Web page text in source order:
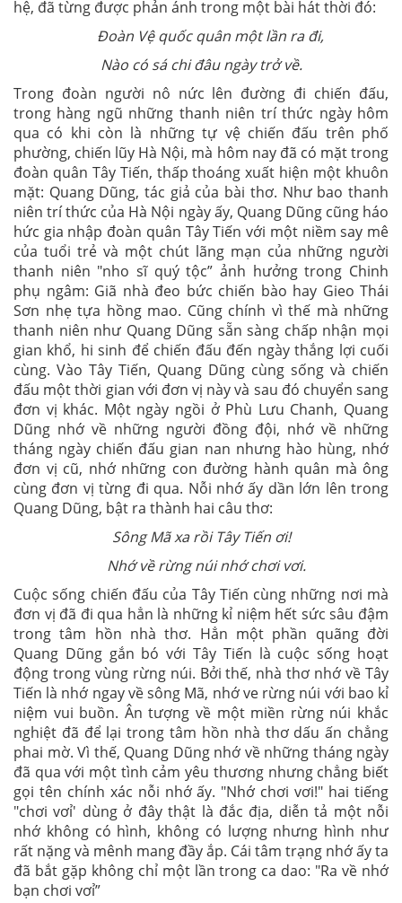
hệ, đã từng được phản ánh trong một bài hát thời đó:
Đoàn Vệ quốc quân một lần ra đi,
Nào có sá chi đâu ngày trở về.
Trong đoàn người nô nức lên đường đi chiến đấu,
trong hàng ngũ những thanh niên trí thức ngày hôm
qua có khi còn là những tự vệ chiến đấu trên phố
phường, chiến lũy Hà Nội, mà hôm nay đã có mặt trong
đoàn quân Tây Tiến, thấp thoáng xuất hiện một khuôn
mặt: Quang Dũng, tác giả của bài thơ. Như bao thanh
niên trí thức của Hà Nội ngày ấy, Quang Dũng cũng háo
hức gia nhập đoàn quân Tây Tiến với một niềm say mê
của tuổi trẻ và một chút lãng mạn của những người
thanh niên "nho sĩ quý tộc” ảnh hưởng trong Chinh
phụ ngâm: Giã nhà đeo bức chiến bào hay Gieo Thái
Sơn nhẹ tựa hồng mao. Cũng chính vì thế mà những
thanh niên như Quang Dũng sẵn sàng chấp nhận mọi
gian khổ, hi sinh để chiến đấu đến ngày thắng lợi cuối
cùng. Vào Tây Tiến, Quang Dũng cùng sống và chiến
đấu một thời gian với đơn vị này và sau đó chuyển sang
đơn vị khác. Một ngày ngồi ở Phù Lưu Chanh, Quang
Dũng nhớ về những người đồng đội, nhớ về những
tháng ngày chiến đấu gian nan nhưng hào hùng, nhớ
đơn vị cũ, nhớ những con đường hành quân mà ông
cùng đơn vị từng đi qua. Nỗi nhớ ấy dần lớn lên trong
Quang Dũng, bật ra thành hai câu thơ:
Sông Mã xa rồi Tây Tiến ơi!
Nhớ về rừng núi nhớ chơi vơi.
Cuộc sống chiến đấu của Tây Tiến cùng những nơi mà
đơn vị đã đi qua hẳn là những kỉ niệm hết sức sâu đậm
trong tâm hồn nhà thơ. Hẳn một phần quãng đời
Quang Dũng gắn bó với Tây Tiến là cuộc sống hoạt
động trong vùng rừng núi. Bởi thế, nhà thơ nhớ về Tây
Tiến là nhớ ngay về sông Mã, nhớ ve rừng núi với bao kỉ
niệm vui buồn. Ân tượng về một miền rừng núi khắc
nghiệt đã để lại trong tâm hồn nhà thơ dấu ấn chẳng
phai mờ. Vì thế, Quang Dũng nhớ về những tháng ngày
đã qua với một tình cảm yêu thương nhưng chẳng biết
gọi tên chính xác nỗi nhớ ấy. "Nhớ chơi vơi!" hai tiếng
"chơi vơỉ' dùng ở đây thật là đắc địa, diễn tả một nỗi
nhớ không có hình, không có lượng nhưng hình như
rất nặng và mênh mang đầy ắp. Cái tâm trạng nhớ ấy ta
đã bắt gặp không chỉ một lần trong ca dao: "Ra về nhớ
bạn chơi vơỉ”